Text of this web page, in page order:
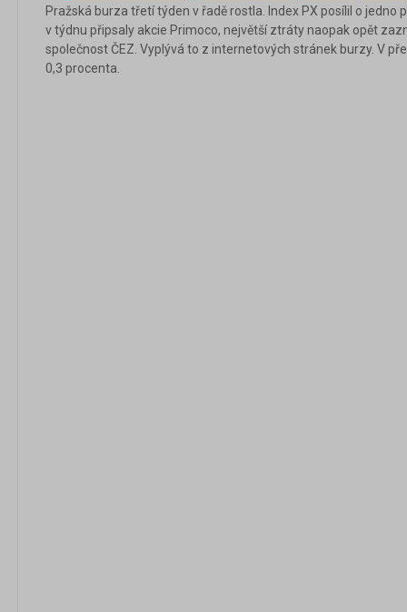
Pražská burza třetí týden v řadě rostla. Index PX posílil o jedno
v týdnu připsaly akcie Primoco, největší ztráty naopak opět
společnost ČEZ. Vyplývá to z internetových stránek burzy. V
0,3 procenta.